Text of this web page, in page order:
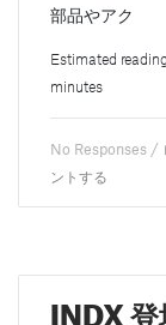
部品やアク
Estimated
minutes
No Responses /
ントする
INDX